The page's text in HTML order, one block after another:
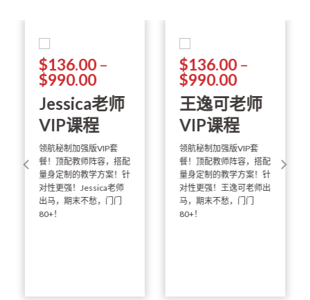
$136.00–
$990.00
Jessica老师
VIP课程
领航秘制加强版VIP套
餐！顶配教师阵容，搭配
量身定制的教学方案！针
对性更强！Jessica老师
出马，期末不愁，门门
80+！
$136.00–
$990.00
王逸可老师
VIP课程
领航秘制加强版VIP套
餐！顶配教师阵容，搭配
量身定制的教学方案！针
对性更强！王逸可老师出
马，期末不愁，门门
80+！